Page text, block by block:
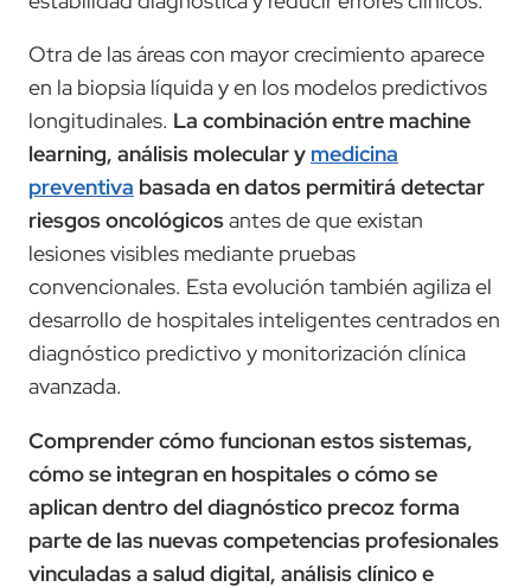
Otra de las áreas con mayor crecimiento aparece
en la biopsia líquida y en los modelos predictivos
longitudinales. La combinación entre machine
learning, análisis molecular y medicina
preventiva basada en datos permitirá detectar
riesgos oncológicosantes de que existan
lesiones visibles mediante pruebas
convencionales. Esta evolución también agiliza el
desarrollo de hospitales inteligentes centrados en
diagnóstico predictivo y monitorización clínica
avanzada.
Comprender cómo funcionan estos sistemas,
cómo se integran en hospitales o cómo se
aplican dentro del diagnóstico precoz forma
parte de las nuevas competencias profesionales
vinculadas a salud digital, análisis clínico e